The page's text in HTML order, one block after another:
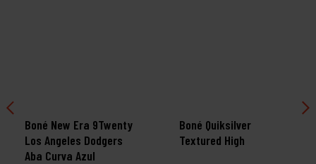
Boné New Era 9Twenty
Los Angeles Dodgers
Aba Curva Azul
Boné Quiksilver
Textured High